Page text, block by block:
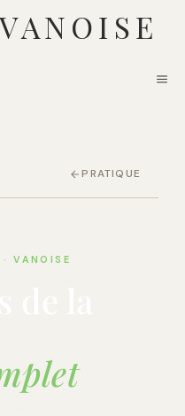
PRATIQUE
VANOISE